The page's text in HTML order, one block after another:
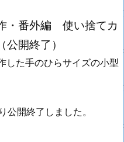
・番外編 使い捨てカ
開終了）
した手のひらサイズの小型
開終了しました。